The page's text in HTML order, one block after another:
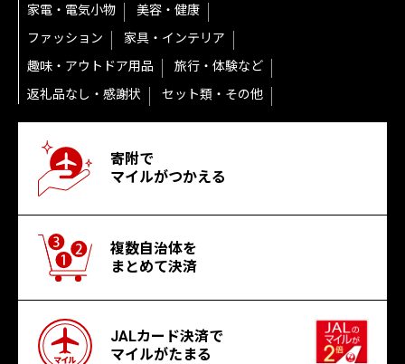
家電・電気小物
美容・健康
ファッション
家具・インテリア
趣味・アウトドア用品
旅行・体験など
返礼品なし・感謝状
セット類・その他
寄附で
マイルがつかえる
複数自治体を
まとめて決済
JALカード決済で
マイルがたまる